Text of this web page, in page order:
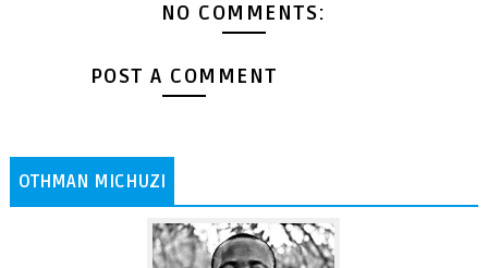
NO COMMENTS:
POST A COMMENT
OTHMAN MICHUZI